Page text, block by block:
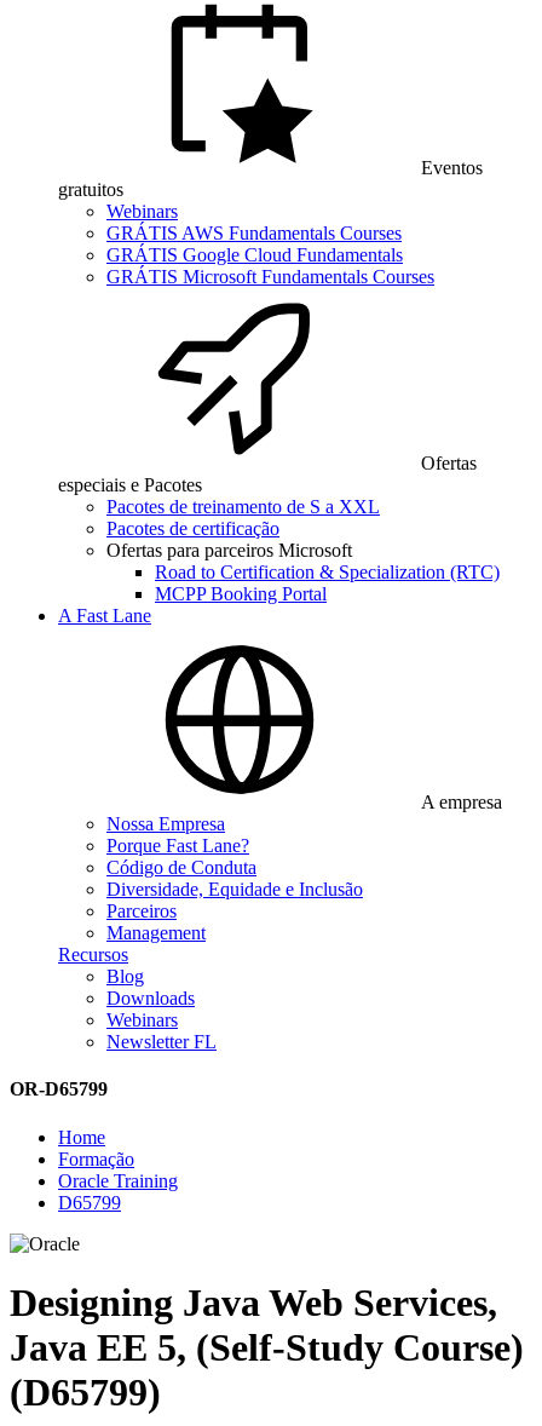
Eventos
gratuitos
Webinars
GRÁTIS AWS Fundamentals Courses
GRÁTIS Google Cloud Fundamentals
GRÁTIS Microsoft Fundamentals Courses
Ofertas
especiais e Pacotes
Pacotes de treinamento de S a XXL
Pacotes de certificação
Ofertas para parceiros Microsoft
Road to Certification & Specialization (RTC)
MCPP Booking Portal
A Fast Lane
A empresa
Nossa Empresa
Porque Fast Lane?
Código de Conduta
Diversidade, Equidade e Inclusão
Parceiros
Management
Recursos
Blog
Downloads
Webinars
Newsletter FL
OR-D65799
Home
Formação
Oracle Training
D65799
Designing Java Web Services,
Java EE 5, (Self-Study Course)
(D65799)